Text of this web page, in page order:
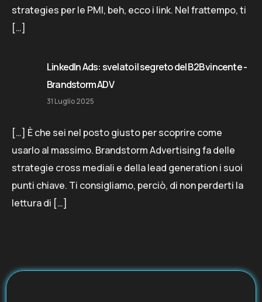
strategies per le PMI, beh, ecco i link. Nel frattempo, ti
[…]
LinkedIn Ads: svelato il segreto del B2B vincente -
Brandstorm ADV
31 Luglio 2025
[…] È che sei nel posto giusto per scoprire come
usarlo al massimo. Brandstorm Advertising fa delle
strategie cross mediali e della lead generation i suoi
punti chiave. Ti consigliamo, perciò, di non perderti la
lettura di […]